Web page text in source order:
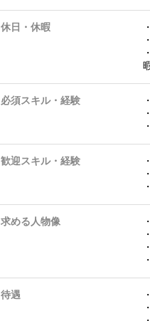
休日・休暇
必須スキル・経験
歓迎スキル・経験
求める人物像
待遇